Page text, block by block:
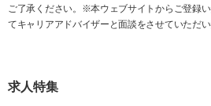
ご了承ください。※本ウェブサイトからご登録
てキャリアアドバイザーと面談をさせていただい
求人特集